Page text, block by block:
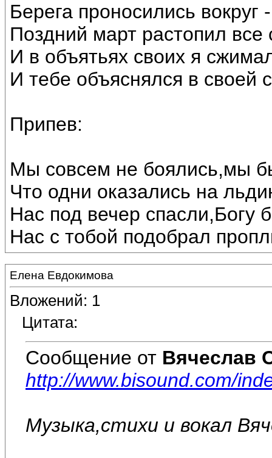
Берега проносились
Поздний март растопил все
И в объятьях своих я
И тебе объяснялся в
Припев:
Мы совсем не боялись,мы
Что одни оказались на
Нас под вечер спасли,Богу
Нас с тобой подобрал
Елена Евдокимова
Вложений: 1
Цитата:
Сообщение от Вячеслав
http://www.bisound.com/
Музыка,стихи и вокал